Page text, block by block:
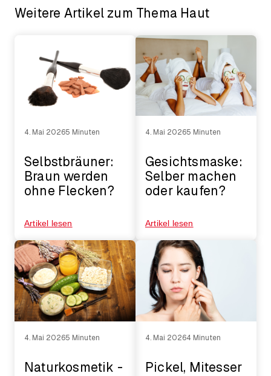
Weitere Artikel zum Thema Haut
4. Mai 20265 Minuten
Selbstbräuner:
Braun werden
ohne Flecken?
Artikel lesen
4. Mai 20265 Minuten
Gesichtsmaske:
Selber machen
oder kaufen?
Artikel lesen
4. Mai 20265 Minuten
Naturkosmetik -
4. Mai 20264 Minuten
Pickel, Mitesser